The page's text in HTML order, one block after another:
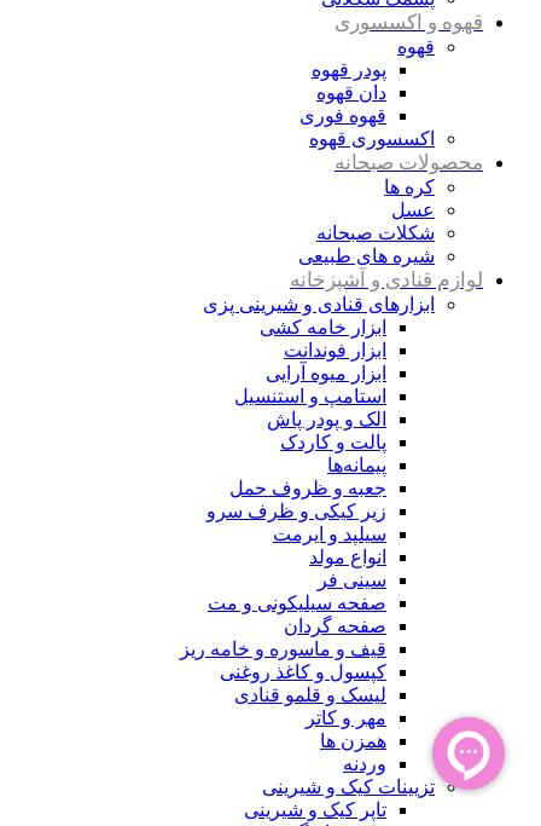
قهوه و اکسسوری
قهوه
پودر قهوه
دان قهوه
قهوه فوری
اکسسوری قهوه
محصولات صبحانه
کره ها
عسل
شکلات صبحانه
شیره های طبیعی
لوازم قنادی و آشپزخانه
ابزارهای قنادی و شیرینی پزی
ابزار خامه کشی
ابزار فوندانت
ابزار میوه آرایی
استامپ و استنسیل
الک و پودر پاش
پالت و کاردک
پیمانه‌ها
جعبه و ظروف حمل
زیر کیکی و ظرف سرو
سیلپد و ایرمت
انواع مولد
سینی فر
صفحه سیلیکونی و مت
صفحه گردان
قیف و ماسوره و خامه ریز
کپسول و کاغذ روغنی
لیسک و قلمو قنادی
مهر و کاتر
همزن ها
وردنه
تزیینات کیک و شیرینی
تاپر کیک و شیرینی